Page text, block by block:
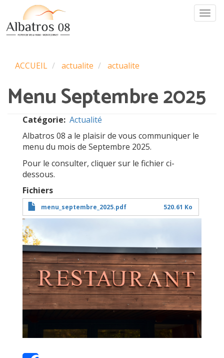
contenu
principal
ACCUEIL actualite actualite
Menu Septembre 2025
Catégorie Actualité
Albatros 08 a le plaisir de vous communiquer le
menu du mois de Septembre 2025.
Pour le consulter, cliquer sur le fichier ci-
dessous.
Fichiers
File
menu_septembre_2025.pdf 520.61 Ko